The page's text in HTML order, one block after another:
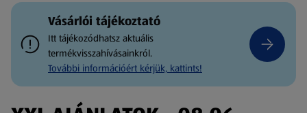
Vásárlói tájékoztató
Itt tájékozódhatsz aktuális
termékvisszahívásainkról.
További információért kérjük, kattints!